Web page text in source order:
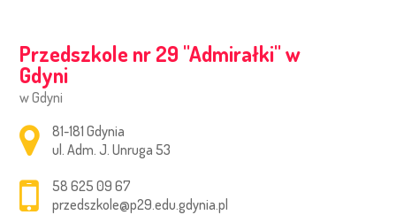
Przedszkole nr 29 ''Admirałki'' w
Gdyni
w Gdyni
Adres pocztowy:
81-181 Gdynia
ul. Adm. J. Unruga 53
58 625 09 67
przedszkole@p29.edu.gdynia.pl